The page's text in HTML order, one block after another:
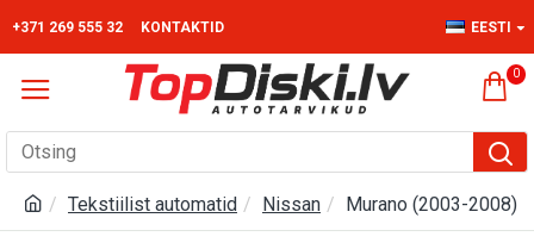
+371 269 555 32 KONTAKTID EESTI
0
Tekstiilist automatid Nissan Murano (2003-2008)